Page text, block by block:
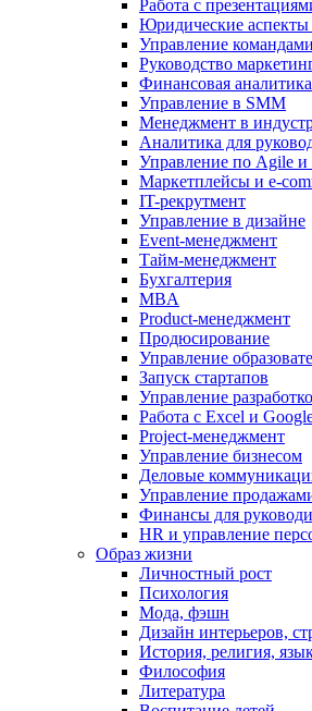
Работа с
Юридические аспекты
Управление командами
Руководство
Финансовая аналитика
Управление в SMM
Менеджмент в
Аналитика для
Управление по Agile и
Маркетплейсы и e-
IT-рекрутмент
Управление в дизайне
Event-менеджмент
Тайм-менеджмент
Бухгалтерия
MBA
Product-менеджмент
Продюсирование
Управление
Запуск стартапов
Управление
Работа с Excel и
Project-менеджмент
Управление бизнесом
Деловые
Управление
Финансы для
HR и управление
Образ жизни
Личностный рост
Психология
Мода, фэшн
Дизайн интерьеров,
История, религия,
Философия
Литература